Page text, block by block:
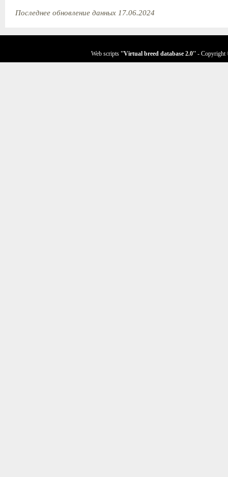
Последнее обновление данных 17.06.2024
Web scripts ''Virtual breed database 2.0'' - Copyright